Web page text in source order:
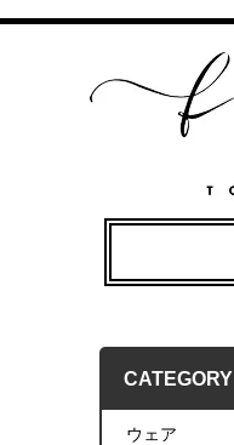
CATEGORY
ウェア